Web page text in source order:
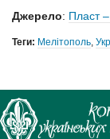
Джерело: Пласт –
Теги: Мелітополь,